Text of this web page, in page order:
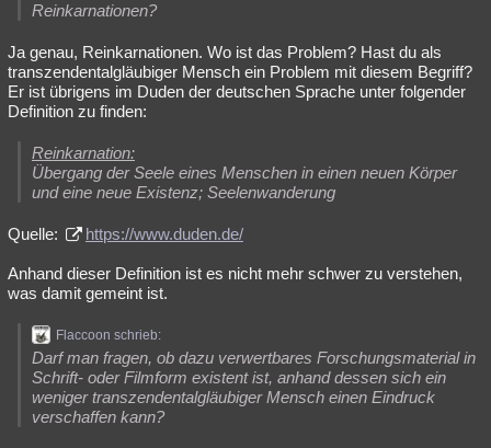
Reinkarnationen?
Ja genau, Reinkarnationen. Wo ist das Problem? Hast du als
transzendentalgläubiger Mensch ein Problem mit diesem Begriff?
Er ist übrigens im Duden der deutschen Sprache unter folgender
Definition zu finden:
Reinkarnation:
Übergang der Seele eines Menschen in einen neuen Körper
und eine neue Existenz; Seelenwanderung
Quelle: https://www.duden.de/
Anhand dieser Definition ist es nicht mehr schwer zu verstehen,
was damit gemeint ist.
Flaccoon schrieb:
Darf man fragen, ob dazu verwertbares Forschungsmaterial in
Schrift- oder Filmform existent ist, anhand dessen sich ein
weniger transzendentalgläubiger Mensch einen Eindruck
verschaffen kann?